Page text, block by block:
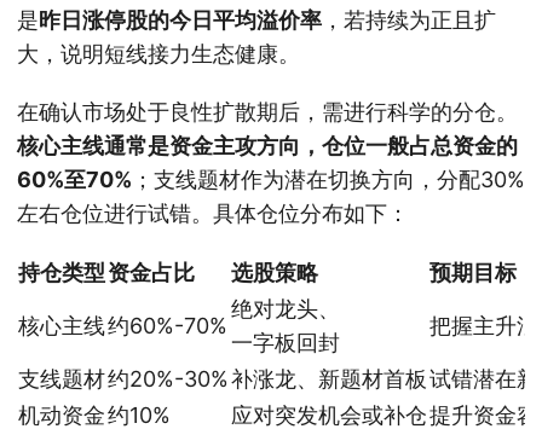
是昨日涨停股的今日平均溢价率 ，若持续为正且扩
大，说明短线接力生态健康。
在确认市场处于良性扩散期后，需进行科学的分仓。
核心主线通常是资金主攻方向，仓位一般占总资金的
60%至70% ；支线题材作为潜在切换方向，分配30%
左右仓位进行试错。具体仓位分布如下：
持仓类型资金占比 选股策略 预期目标
核心主线约60%-70%
绝对龙头、
一字板回封
把握主升
支线题材约20%-30%补涨龙、新题材首板试错潜在
机动资金约10% 应对突发机会或补仓提升资金